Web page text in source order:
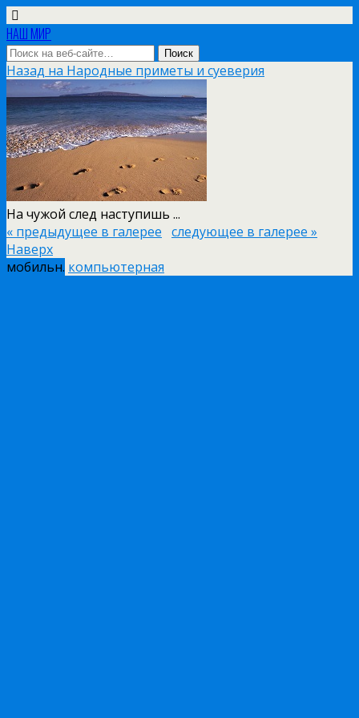
НАШ МИР
Назад на Народные приметы и суеверия
На чужой след наступишь ...
« предыдущее в галерее следующее в галерее »
Наверх
мобильн. компьютерная